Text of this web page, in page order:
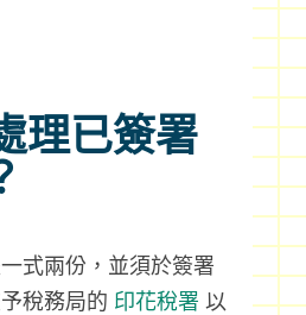
理已簽署
式兩份，並須於簽署
稅務局的 印花稅署 以